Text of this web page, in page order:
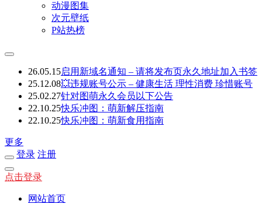
动漫图集
次元壁纸
P站热榜
26.05.15启用新域名通知 – 请将发布页永久地址加入书签
25.12.08💥违规账号公示 – 健康生活 理性消费 珍惜账号
25.02.27针对图萌永久会员以下公告
22.10.25快乐冲图：萌新解压指南
22.10.25快乐冲图：萌新食用指南
更多
登录 注册
点击登录
网站首页